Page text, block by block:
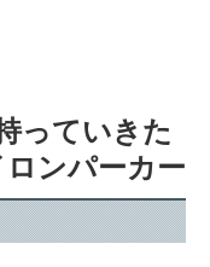
っていきた
ンパーカー